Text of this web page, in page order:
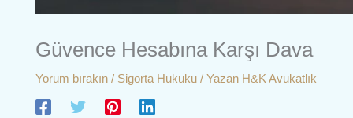
Güvence Hesabına Karşı Dava
Yorum bırakın / Sigorta Hukuku / Yazan H&K Avukatlık